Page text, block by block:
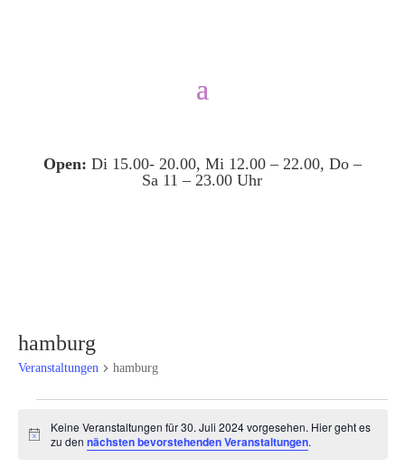
Open: Di 15.00- 20.00, Mi 12.00 – 22.00, Do –
Sa 11 – 23.00 Uhr
hamburg
Veranstaltungen hamburg
für
Hinweis
Keine Veranstaltungen für 30. Juli 2024 vorgesehen. Hier geht es
zu den nächsten bevorstehenden Veranstaltungen.